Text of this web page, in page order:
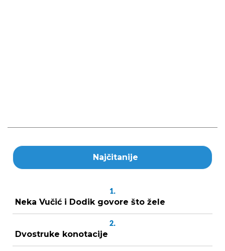
Najčitanije
1.
Neka Vučić i Dodik govore što žele
2.
Dvostruke konotacije